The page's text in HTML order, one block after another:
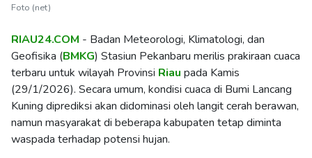
Foto (net)
RIAU24.COM - Badan Meteorologi, Klimatologi, dan
Geofisika (BMKG) Stasiun Pekanbaru merilis prakiraan cuaca
terbaru untuk wilayah Provinsi Riau pada Kamis
(29/1/2026). Secara umum, kondisi cuaca di Bumi Lancang
Kuning diprediksi akan didominasi oleh langit cerah berawan,
namun masyarakat di beberapa kabupaten tetap diminta
waspada terhadap potensi hujan.